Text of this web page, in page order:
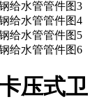
压式卫